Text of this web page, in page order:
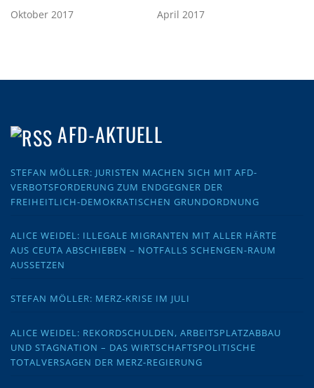
Oktober 2017
April 2017
AFD-AKTUELL
STEFAN MÖLLER: JURISTEN MACHEN SICH MIT AFD-
VERBOTSFORDERUNG ZUM ENDGEGNER DER
FREIHEITLICH-DEMOKRATISCHEN GRUNDORDNUNG
ALICE WEIDEL: ILLEGALE MIGRANTEN MIT ALLER HÄRTE
AUS CEUTA ABSCHIEBEN – NOTFALLS SCHENGEN-RAUM
AUSSETZEN
STEFAN MÖLLER: MERZ-KRISE IM JULI
ALICE WEIDEL: REKORDSCHULDEN, ARBEITSPLATZABBAU
UND STAGNATION – DAS WIRTSCHAFTSPOLITISCHE
TOTALVERSAGEN DER MERZ-REGIERUNG